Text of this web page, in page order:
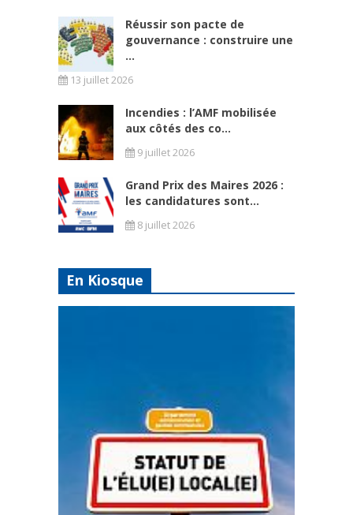
Réussir son pacte de
gouvernance : construire une
...
13 juillet 2026
Incendies : l’AMF mobilisée
aux côtés des co...
9 juillet 2026
Grand Prix des Maires 2026 :
les candidatures sont...
8 juillet 2026
En Kiosque